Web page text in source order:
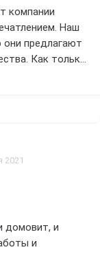
компании
Наш
предлагают
Как только
либо
Септик
в дом. Мы
и
были
2021
домовит, и
и